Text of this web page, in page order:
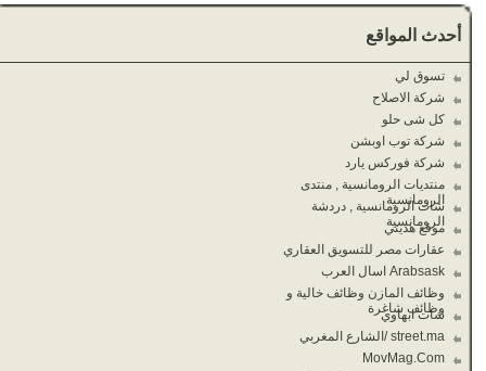
أحدث المواقع
تسوق لي
شركة الاصلاح
كل شى حلو
شركة توب اوبشن
شركة فوركس يارد
منتديات الرومانسية , منتدى
الرومانسية
شات الرومانسية , دردشة
الرومانسية
موقع هديتي
عقارات مصر للتسويق العقاري
Arabsask اسال العرب
وظائف المازن وظائف خالية و
وظائف شاغرة
شات ابهاوي
street.ma /الشارع المغربي
MovMag.Com